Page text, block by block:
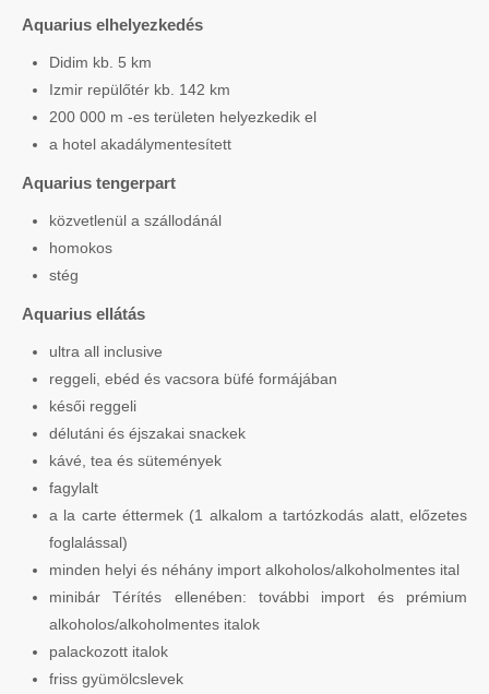
Aquarius elhelyezkedés
Didim kb. 5 km
Izmir repülőtér kb. 142 km
200 000 m -es területen helyezkedik el
a hotel akadálymentesített
Aquarius tengerpart
közvetlenül a szállodánál
homokos
stég
Aquarius ellátás
ultra all inclusive
reggeli, ebéd és vacsora büfé formájában
késői reggeli
délutáni és éjszakai snackek
kávé, tea és sütemények
fagylalt
a la carte éttermek (1 alkalom a tartózkodás alatt, előzetes
foglalással)
minden helyi és néhány import alkoholos/alkoholmentes ital
minibár Térítés ellenében: további import és prémium
alkoholos/alkoholmentes italok
palackozott italok
friss gyümölcslevek